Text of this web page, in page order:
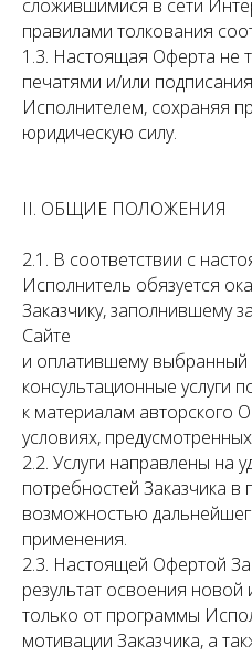
сложившимися в сети
правилами толкования
1.3. Настоящая Оферта не
печатями и/или
Исполнителем, сохраняя
юридическую силу.
II. ОБЩИЕ ПОЛОЖЕНИЯ
2.1. В соответствии с
Исполнитель обязуется
Заказчику, заполнившему
Сайте
и оплатившему
консультационные услуги
к материалам авторского
условиях,
2.2. Услуги направлены на
потребностей Заказчика
возможностью
применения.
2.3. Настоящей Офертой
результат освоения
только от программы
мотивации Заказчика, а